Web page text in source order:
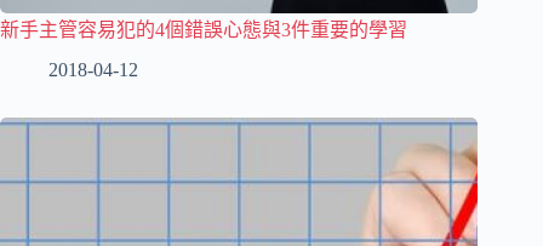
新手主管容易犯的4個錯誤心態與3件重要的學習
2018-04-12